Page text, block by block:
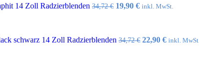
14 Zoll Radzierblenden 34,72€ Ursprünglicher
19,90 €Aktueller
inkl. MwSt.
schwarz 14 Zoll Radzierblenden 34,72€ Ursprünglicher
22,90 €Aktueller
inkl. MwSt.